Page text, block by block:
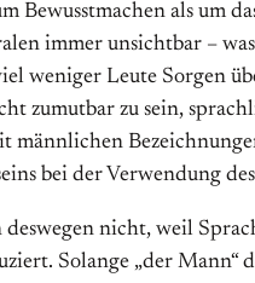
Bewusstmachen als um
immer unsichtbar –
weniger Leute Sorgen
zumutbar zu sein,
männlichen
bei der Verwendung
nicht, weil
Solange „der